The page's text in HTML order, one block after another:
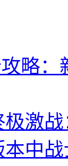
略
激
中